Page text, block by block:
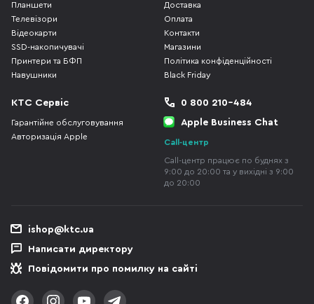
Планшети
Телевізори
Відеокарти
SSD-накопичувачі
Принтери та БФП
Навушники
Доставка
Оплата
Контакти
Магазини
Політика конфіденційності
Black Friday
КТС Сервіс
Гарантійне обслуговування
Авторизація Apple
0 800 210-484
Apple Business Chat
Call-центр
Call-центр працює по буднях з
9:00 до 20:00 та у вихідні з 9:00
до 20:00
ishop@ktc.ua
Написати директору
Повідомити про помилку на сайті